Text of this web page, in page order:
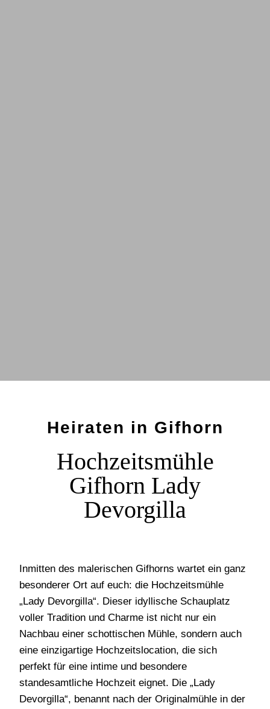
Heiraten in Gifhorn
Hochzeitsmühle
Gifhorn Lady
Devorgilla
Inmitten des malerischen Gifhorns wartet ein ganz
besonderer Ort auf euch: die Hochzeitsmühle
„Lady Devorgilla“. Dieser idyllische Schauplatz
voller Tradition und Charme ist nicht nur ein
Nachbau einer schottischen Mühle, sondern auch
eine einzigartige Hochzeitslocation, die sich
perfekt für eine intime und besondere
standesamtliche Hochzeit eignet. Die „Lady
Devorgilla“, benannt nach der Originalmühle in der